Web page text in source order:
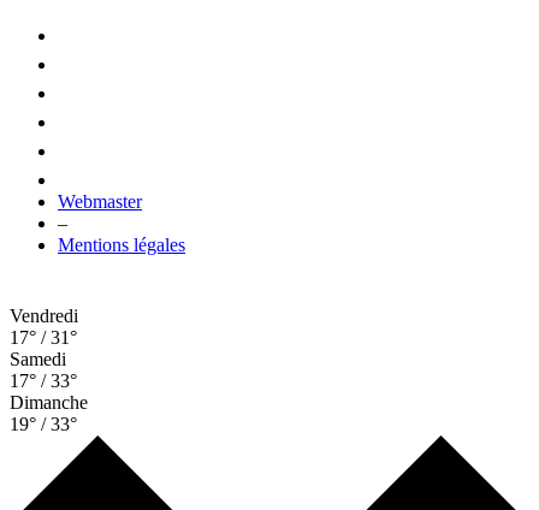
Webmaster
–
Mentions légales
Vendredi
17° / 31°
Samedi
17° / 33°
Dimanche
19° / 33°